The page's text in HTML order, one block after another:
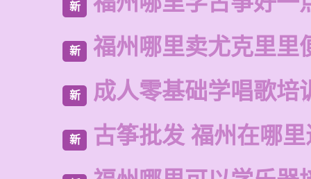
新
新 福州哪里卖尤克里里
新 成人零基础学唱歌培
新 古筝批发 福州在哪